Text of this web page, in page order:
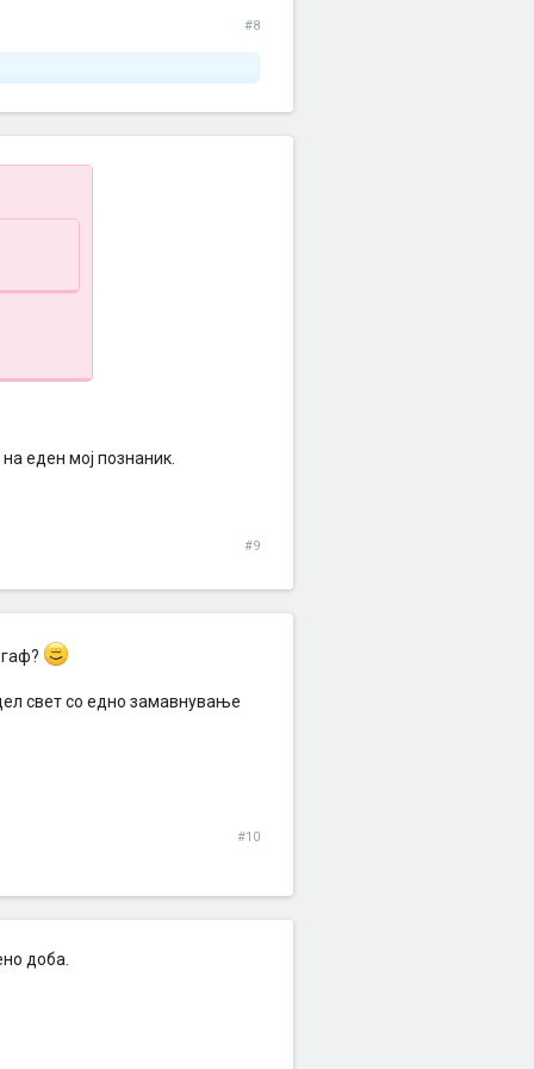
#8
еден мој познаник.
#9
свет со едно замавнување
#10
доба.